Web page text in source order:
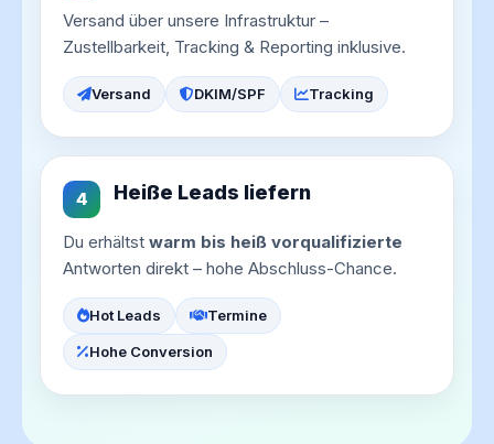
Versand über unsere Infrastruktur –
Zustellbarkeit, Tracking & Reporting inklusive.
Versand DKIM/SPF Tracking
4 Heiße Leads liefern
Du erhältst warm bis heiß vorqualifizierte
Antworten direkt – hohe Abschluss-Chance.
Hot Leads Termine
Hohe Conversion